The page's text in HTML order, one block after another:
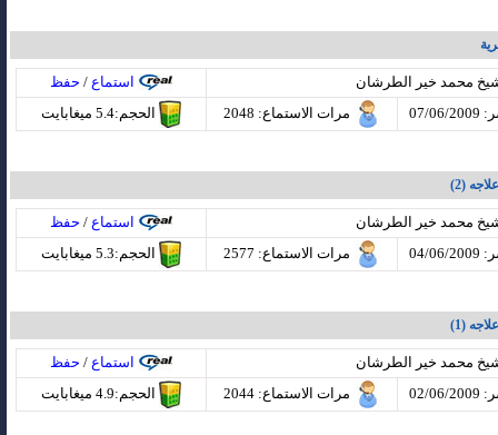
استماع / حفظ
محمد خير الطرشان
الحجم:5.4 ميغابايت
مرات الاستماع: 2048
(2)
استماع / حفظ
محمد خير الطرشان
الحجم:5.3 ميغابايت
مرات الاستماع: 2577
(1)
استماع / حفظ
محمد خير الطرشان
الحجم:4.9 ميغابايت
مرات الاستماع: 2044